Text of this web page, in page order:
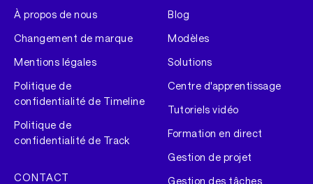
À propos de nous
Changement de marque
Mentions légales
Politique de
confidentialité de Timeline
Politique de
confidentialité de Track
CONTACT
Blog
Modèles
Solutions
Centre d'apprentissage
Tutoriels vidéo
Formation en direct
Gestion de projet
Gestion des tâches